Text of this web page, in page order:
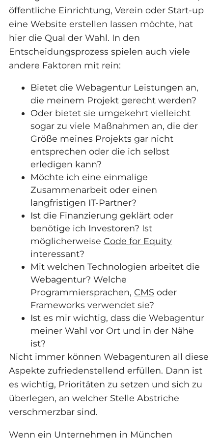
öffentliche Einrichtung, Verein oder Start-up
eine Website erstellen lassen möchte, hat
hier die Qual der Wahl. In den
Entscheidungsprozess spielen auch viele
andere Faktoren mit rein:
Bietet die Webagentur Leistungen an,
die meinem Projekt gerecht werden?
Oder bietet sie umgekehrt vielleicht
sogar zu viele Maßnahmen an, die der
Größe meines Projekts gar nicht
entsprechen oder die ich selbst
erledigen kann?
Möchte ich eine einmalige
Zusammenarbeit oder einen
langfristigen IT-Partner?
Ist die Finanzierung geklärt oder
benötige ich Investoren? Ist
möglicherweise Code for Equity
interessant?
Mit welchen Technologien arbeitet die
Webagentur? Welche
Programmiersprachen, CMS oder
Frameworks verwendet sie?
Ist es mir wichtig, dass die Webagentur
meiner Wahl vor Ort und in der Nähe
ist?
Nicht immer können Webagenturen all diese
Aspekte zufriedenstellend erfüllen. Dann ist
es wichtig, Prioritäten zu setzen und sich zu
überlegen, an welcher Stelle Abstriche
verschmerzbar sind.
Wenn ein Unternehmen in München